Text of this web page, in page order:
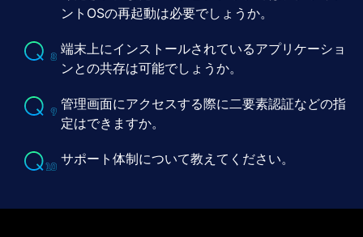
ントOSの再起動は必要でしょうか。
端末上にインストールされているアプリケーショ
ンとの共存は可能でしょうか。
管理画⾯にアクセスする際に二要素認証などの指
定はできますか。
サポート体制について教えてください。